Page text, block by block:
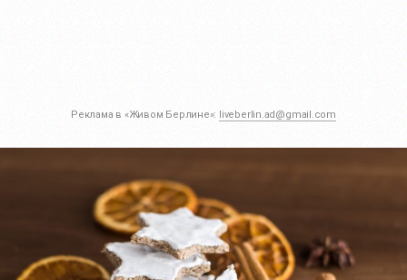
Реклама в «Живом Берлине»: liveberlin.ad@gmail.com